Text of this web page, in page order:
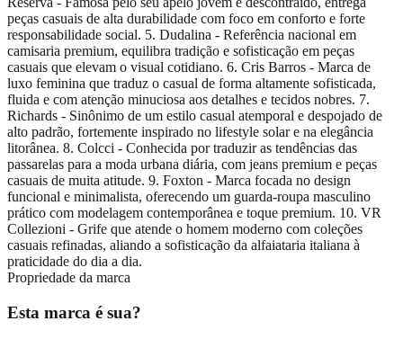
peças casuais de alta durabilidade com foco em conforto e forte
responsabilidade social. 5. Dudalina - Referência nacional em
camisaria premium, equilibra tradição e sofisticação em peças
casuais que elevam o visual cotidiano. 6. Cris Barros - Marca de
luxo feminina que traduz o casual de forma altamente sofisticada,
fluida e com atenção minuciosa aos detalhes e tecidos nobres. 7.
Richards - Sinônimo de um estilo casual atemporal e despojado de
alto padrão, fortemente inspirado no lifestyle solar e na elegância
litorânea. 8. Colcci - Conhecida por traduzir as tendências das
passarelas para a moda urbana diária, com jeans premium e peças
casuais de muita atitude. 9. Foxton - Marca focada no design
funcional e minimalista, oferecendo um guarda-roupa masculino
prático com modelagem contemporânea e toque premium. 10. VR
Collezioni - Grife que atende o homem moderno com coleções
casuais refinadas, aliando a sofisticação da alfaiataria italiana à
praticidade do dia a dia.
Propriedade da marca
Esta marca é sua?